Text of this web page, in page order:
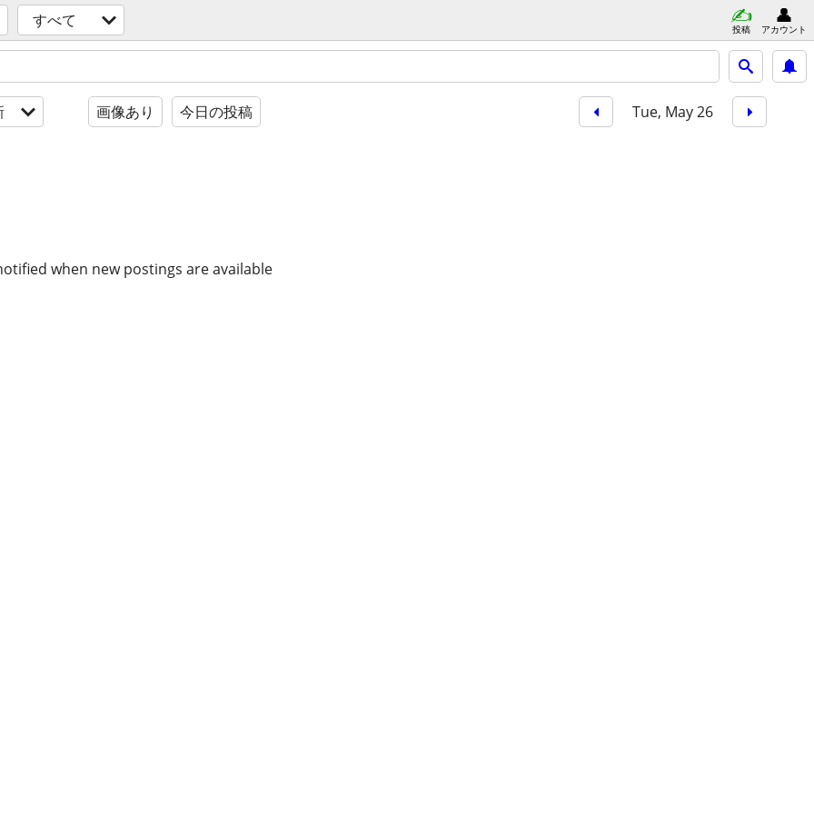
すべて 投稿 アカウント
画像あり 今日の投稿 Tue, May 26
when new postings are available